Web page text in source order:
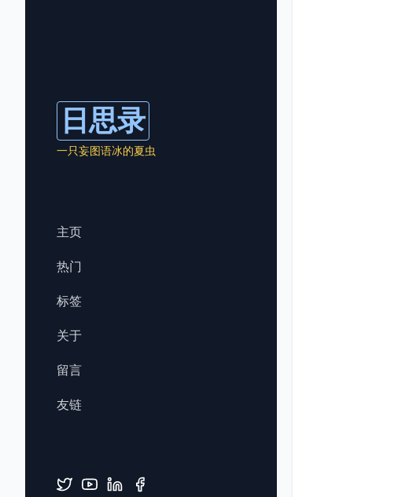
日思录
一只妄图语冰的夏虫
主页
热门
标签
关于
留言
友链